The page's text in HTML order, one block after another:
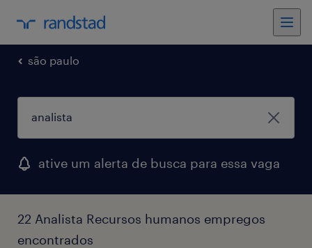
são paulo
ative um alerta de busca para essa vaga
22 Analista Recursos humanos empregos
encontrados